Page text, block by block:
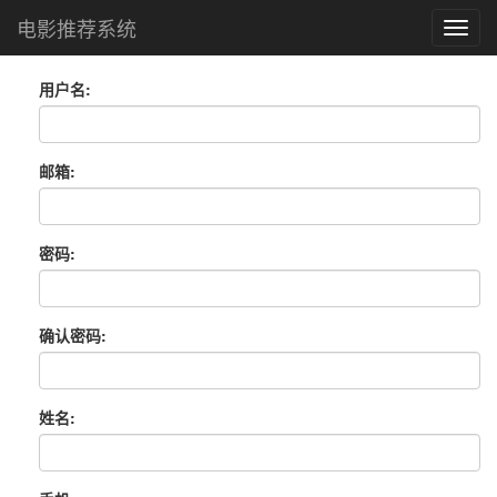
电影推荐系统
用户名:
邮箱:
密码:
确认密码:
姓名: